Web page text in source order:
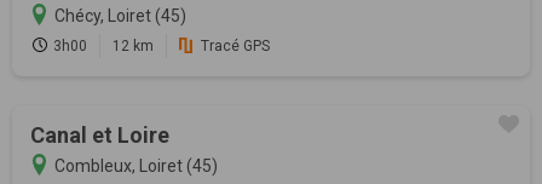
Chécy, Loiret (45)
3h00 12 km Tracé GPS
Canal et Loire
Combleux, Loiret (45)